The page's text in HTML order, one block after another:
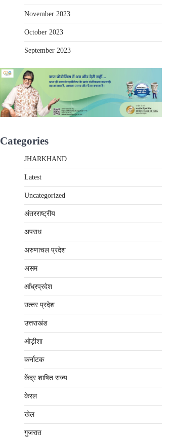
November 2023
October 2023
September 2023
Categories
JHARKHAND
Latest
Uncategorized
अंतरराष्‍ट्रीय
अपराध
अरुणाचल प्रदेश
असम
आँध्रप्रदेश
उत्‍तर प्रदेश
उत्तराखंड
ओड़ीशा
कर्नाटक
केंद्र शाषित राज्य
केरल
खेल
गुजरात